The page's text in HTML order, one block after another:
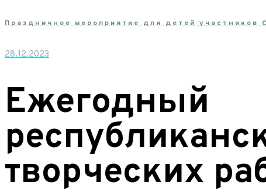
Праздничное мероприятие для детей участников
28.12.2023
Ежегодный
творческих